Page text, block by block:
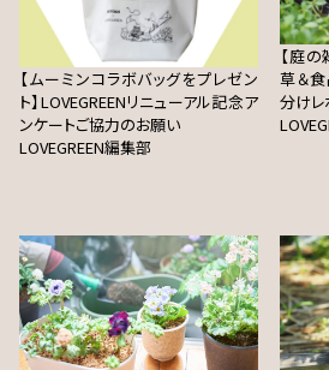
【ムーミンコラボバッグをプレゼン
ト】LOVEGREENリニューアル記念ア
ンケートご協力のお願い
LOVEGREEN編集部
【庭
草＆
分けレ